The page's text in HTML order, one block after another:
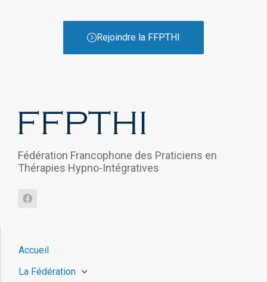
Rejoindre la FFPTHI
Fédération Francophone des Praticiens en
Thérapies Hypno-Intégratives
Accueil
La Fédération